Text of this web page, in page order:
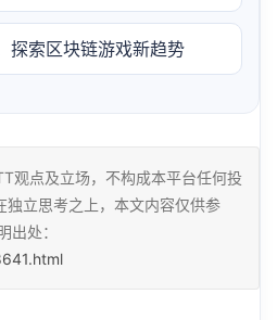
探索区块链游戏新趋势
观点及立场，不构成本平台任何投
独立思考之上，本文内容仅供参
出处：